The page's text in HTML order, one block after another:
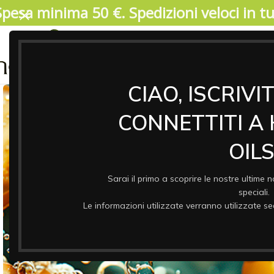
CIAO,
CONNETTITI A
Sarai il primo a scoprire le nostre ultime
speciali.
Le informazioni utilizzate verranno utilizzate
04/08/2026. IMPORTANTE, SI PREGA DI
17 agosto. Durante il periodo di chiusura il
riprenderanno a partire da lunedi 17/08.
minima 50 €. Spedizioni veloci in